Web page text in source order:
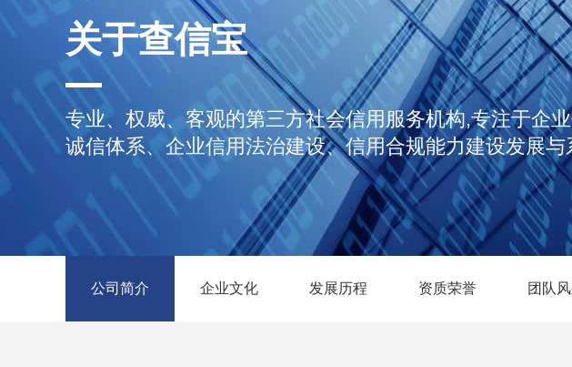
关于查信宝
专业、权威、客观的第三方社会信用服务机构,专注于企
诚信体系、企业信用法治建设、信用合规能力建设发展与
公司简介 企业文化 发展历程 资质荣誉 团队